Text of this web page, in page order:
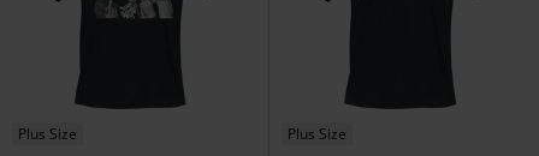
Plus Size Plus Size